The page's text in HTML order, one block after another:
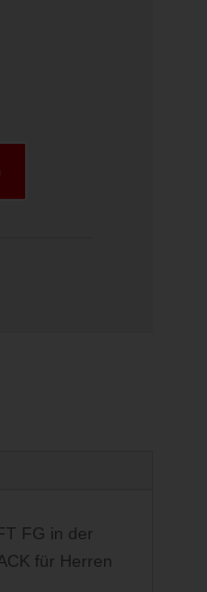
FG in der
für Herren